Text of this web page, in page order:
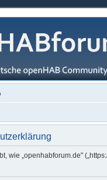
wie „openhabforum.de"